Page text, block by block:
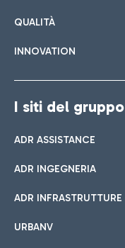
QUALITÀ
INNOVATION
I siti del gruppo
ADR ASSISTANCE
ADR INGEGNERIA
ADR INFRASTRUTTURE
URBANV